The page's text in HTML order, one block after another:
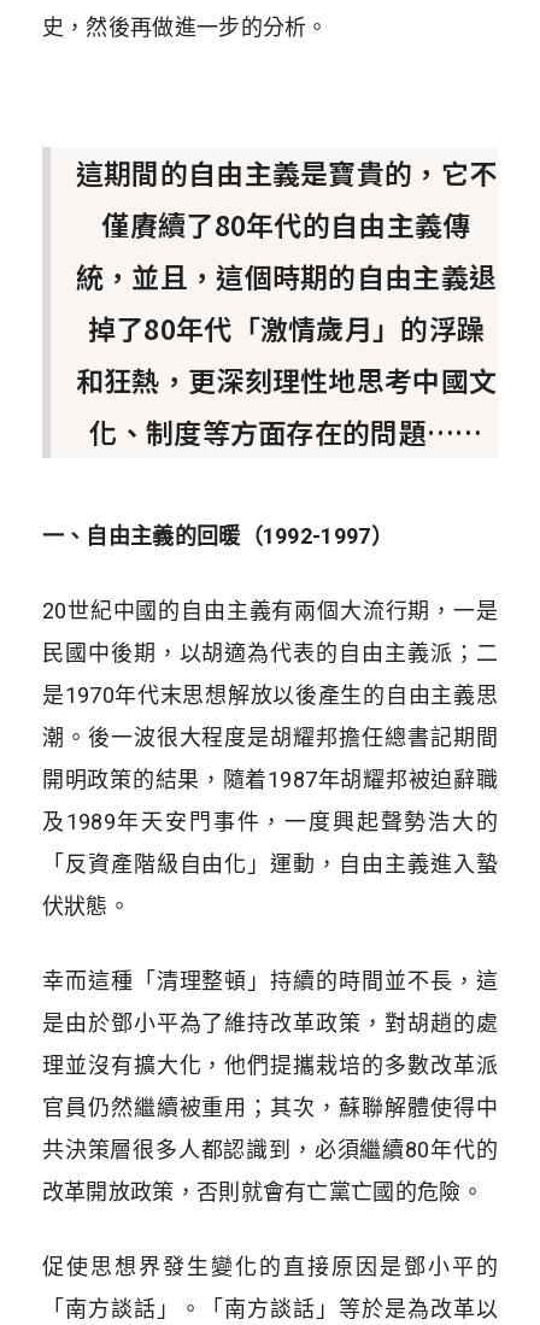
史，然後再做進一步的分析。
這期間的自由主義是寶貴的，它不
僅賡續了80年代的自由主義傳
統，並且，這個時期的自由主義退
掉了80年代「激情歲月」的浮躁
和狂熱，更深刻理性地思考中國文
化、制度等方面存在的問題……
一、自由主義的回暖（1992-1997）
20世紀中國的自由主義有兩個大流行期，一是
民國中後期，以胡適為代表的自由主義派；二
是1970年代末思想解放以後產生的自由主義思
潮。後一波很大程度是胡耀邦擔任總書記期間
開明政策的結果，隨着1987年胡耀邦被迫辭職
及1989年天安門事件，一度興起聲勢浩大的
「反資產階級自由化」運動，自由主義進入蟄
伏狀態。
幸而這種「清理整頓」持續的時間並不長，這
是由於鄧小平為了維持改革政策，對胡趙的處
理並沒有擴大化，他們提攜栽培的多數改革派
官員仍然繼續被重用；其次，蘇聯解體使得中
共決策層很多人都認識到，必須繼續80年代的
改革開放政策，否則就會有亡黨亡國的危險。
促使思想界發生變化的直接原因是鄧小平的
「南方談話」。「南方談話」等於是為改革以